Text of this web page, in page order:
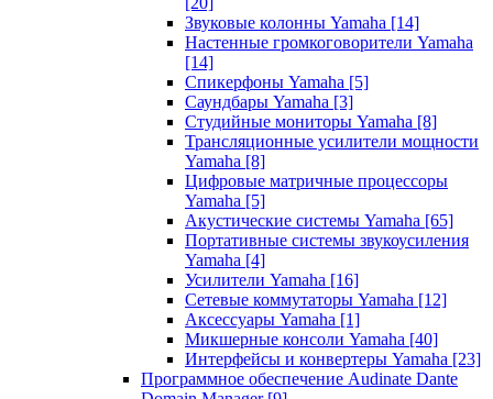
Звуковые колонны Yamaha [14]
Настенные громкоговорители Yamaha
[14]
Спикерфоны Yamaha [5]
Саундбары Yamaha [3]
Студийные мониторы Yamaha [8]
Трансляционные усилители мощности
Yamaha [8]
Цифровые матричные процессоры
Yamaha [5]
Акустические системы Yamaha [65]
Портативные системы звукоусиления
Yamaha [4]
Усилители Yamaha [16]
Сетевые коммутаторы Yamaha [12]
Аксессуары Yamaha [1]
Микшерные консоли Yamaha [40]
Интерфейсы и конвертеры Yamaha [23]
Программное обеспечение Audinate Dante